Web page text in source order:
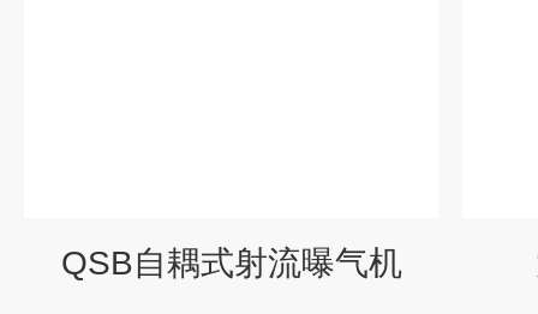
QSB自耦式射流曝气机